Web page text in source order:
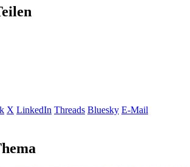
X LinkedIn Threads Bluesky E-Mail